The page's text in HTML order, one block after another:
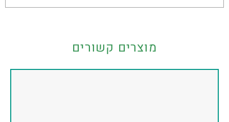
מוצרים קשורים